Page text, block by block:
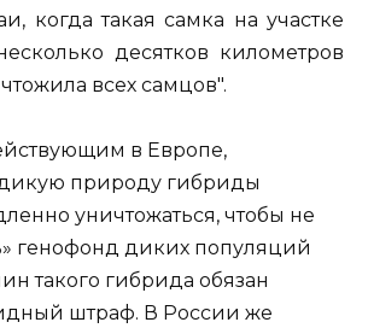
когда такая самка на участке
десятков километров
всех самцов".
в Европе,
природу гибриды
уничтожаться, чтобы не
генофонд диких популяций
такого гибрида обязан
штраф. В России же